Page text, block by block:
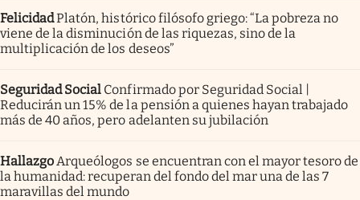
FelicidadPlatón, histórico filósofo griego: “La pobreza no
viene de la disminución de las riquezas, sino de la
multiplicación de los deseos”
Seguridad Social Confirmado por Seguridad Social |
Reducirán un 15% de la pensión a quienes hayan trabajado
más de 40 años, pero adelanten su jubilación
Hallazgo Arqueólogos se encuentran con el mayor tesoro de
la humanidad: recuperan del fondo del mar una de las 7
maravillas del mundo